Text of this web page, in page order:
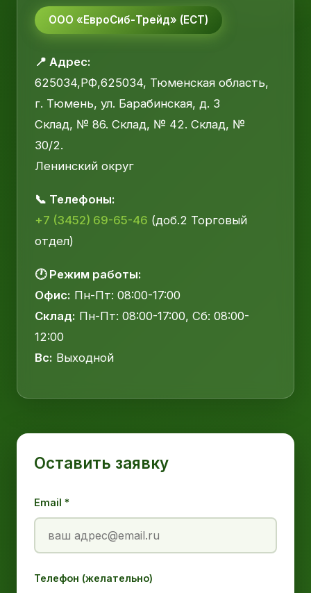
ООО «ЕвроСиб-Трейд» (ЕСТ)
📍 Адрес:
625034,РФ,625034, Тюменская область,
г. Тюмень, ул. Барабинская, д. 3
Склад, № 86. Склад, № 42. Склад, №
30/2.
Ленинский округ
📞 Телефоны:
+7 (3452) 69-65-46 (доб.2 Торговый
отдел)
🕐 Режим работы:
Офис: Пн-Пт: 08:00-17:00
Склад: Пн-Пт: 08:00-17:00, Сб: 08:00-
12:00
Вс: Выходной
Оставить заявку
Email *
Телефон (желательно)